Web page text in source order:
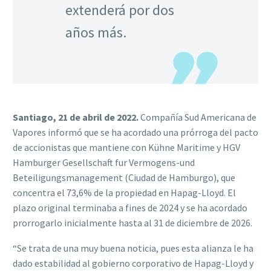
extenderá por dos
años más.
Santiago, 21 de abril de 2022.Compañía Sud Americana de
Vapores informó que se ha acordado una prórroga del pacto
de accionistas que mantiene con Kühne Maritime y HGV
Hamburger Gesellschaft fur Vermogens-und
Beteiligungsmanagement (Ciudad de Hamburgo), que
concentra el 73,6% de la propiedad en Hapag-Lloyd. El
plazo original terminaba a fines de 2024 y se ha acordado
prorrogarlo inicialmente hasta al 31 de diciembre de 2026.
“Se trata de una muy buena noticia, pues esta alianza le ha
dado estabilidad al gobierno corporativo de Hapag-Lloyd y